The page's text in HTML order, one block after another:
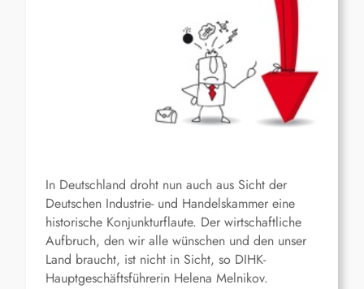
In Deutschland droht nun auch aus Sicht der
Deutschen Industrie- und Handelskammer eine
historische Konjunkturflaute. Der wirtschaftliche
Aufbruch, den wir alle wünschen und den unser
Land braucht, ist nicht in Sicht, so DIHK-
Hauptgeschäftsführerin Helena Melnikov.